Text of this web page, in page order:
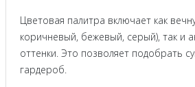
Цветовая палитра включает как
коричневый, бежевый, серый), так и
оттенки. Это позволяет подобрать
гардероб.